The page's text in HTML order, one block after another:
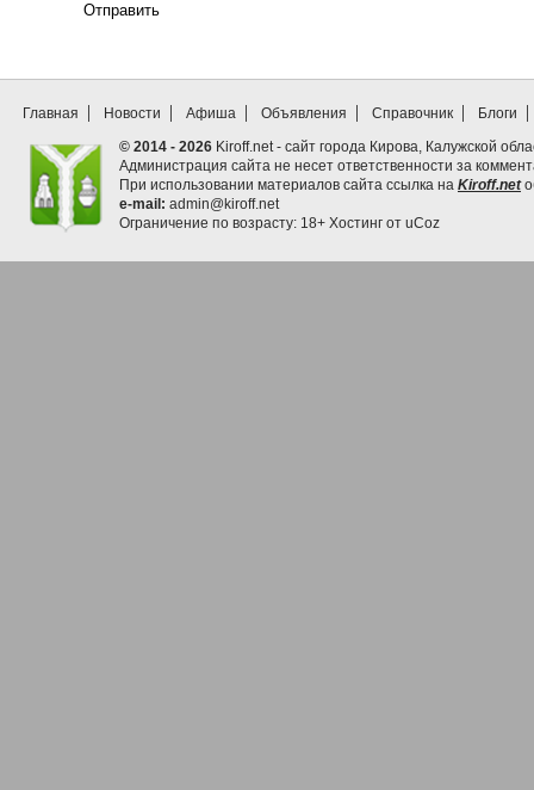
Отправить
Главная Новости Афиша Объявления Справочник
Блоги
© 2014 - 2026 Kiroff.net - сайт города Кирова, Калужской
Администрация сайта не несет ответственности за
При использовании материалов сайта ссылка на Kiroff.net
e-mail: admin@kiroff.net
Ограничение по возрасту: 18+ Хостинг от uCoz